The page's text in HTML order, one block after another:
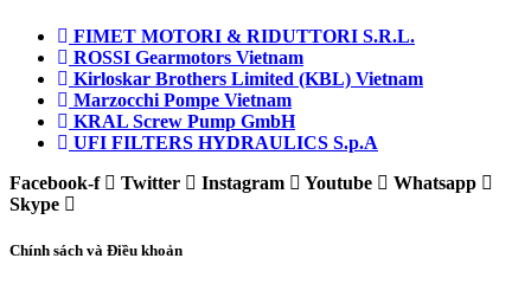
FIMET MOTORI & RIDUTTORI S.R.L.
ROSSI Gearmotors Vietnam
Kirloskar Brothers Limited (KBL) Vietnam
Marzocchi Pompe Vietnam
KRAL Screw Pump GmbH
UFI FILTERS HYDRAULICS S.p.A
Facebook-f
Twitter Instagram Youtube
Whatsapp
Skype
Chính sách và Điều khoản